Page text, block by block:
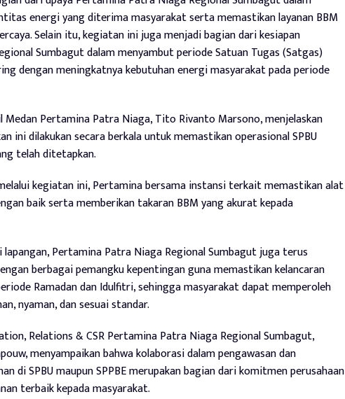
energi yang diterima masyarakat serta memastikan layanan BBM
Selain itu, kegiatan ini juga menjadi bagian dari kesiapan
Sumbagut dalam menyambut periode Satuan Tugas (Satgas)
dengan meningkatnya kebutuhan energi masyarakat pada periode
Medan Pertamina Patra Niaga, Tito Rivanto Marsono, menjelaskan
ini dilakukan secara berkala untuk memastikan operasional SPBU
telah ditetapkan.
kegiatan ini, Pertamina bersama instansi terkait memastikan alat
baik serta memberikan takaran BBM yang akurat kepada
lapangan, Pertamina Patra Niaga Regional Sumbagut juga terus
berbagai pemangku kepentingan guna memastikan kelancaran
Ramadan dan Idulfitri, sehingga masyarakat dapat memperoleh
nyaman, dan sesuai standar.
Relations & CSR Pertamina Patra Niaga Regional Sumbagut,
menyampaikan bahwa kolaborasi dalam pengawasan dan
di SPBU maupun SPPBE merupakan bagian dari komitmen perusahaan
terbaik kepada masyarakat.